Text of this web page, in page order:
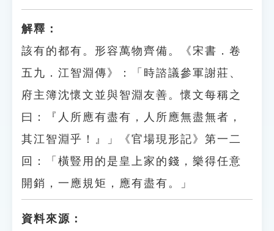
解釋：
該有的都有。形容萬物齊備。《宋書．卷
五九．江智淵傳》：「時諮議參軍謝莊、
府主簿沈懷文並與智淵友善。懷文每稱之
曰：『人所應有盡有，人所應無盡無者，
其江智淵乎！』」《官場現形記》第一二
回：「橫豎用的是皇上家的錢，樂得任意
開銷，一應規矩，應有盡有。」
資料來源：